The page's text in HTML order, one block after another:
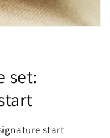
set:
start